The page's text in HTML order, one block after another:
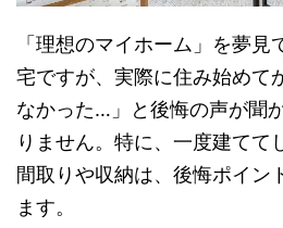
「理想のマイホーム」を夢
宅ですが、実際に住み始めて
なかった…」と後悔の声が聞
りません。特に、一度建てて
間取りや収納は、後悔ポイン
ます。